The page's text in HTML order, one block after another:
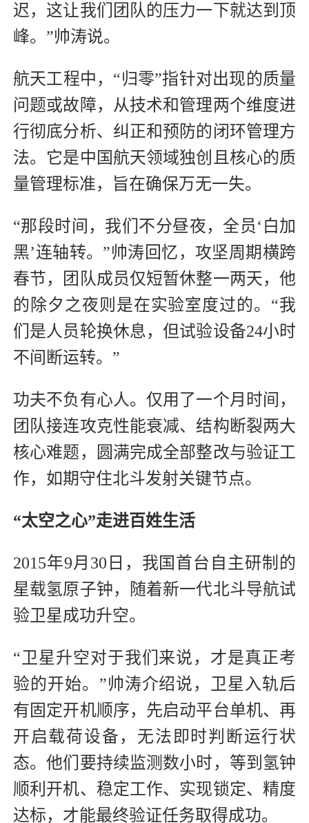
迟，这让我们团队的压力一下就达到顶
峰。”帅涛说。
航天工程中，“‌归零‌”指针对出现的质量
问题或故障，从技术和管理两个维度进
行彻底分析、纠正和预防的闭环管理方
法。它是中国航天领域独创且核心的质
量管理标准，旨在确保万无一失。
“那段时间，我们不分昼夜，全员‘白加
黑’连轴转。”帅涛回忆，攻坚周期横跨
春节，团队成员仅短暂休整一两天，他
的除夕之夜则是在实验室度过的。“我
们是人员轮换休息，但试验设备24小时
不间断运转。”
功夫不负有心人。仅用了一个月时间，
团队接连攻克性能衰减、结构断裂两大
核心难题，圆满完成全部整改与验证工
作，如期守住北斗发射关键节点。
“太空之心”走进百姓生活
2015年9月30日，我国首台自主研制的
星载氢原子钟，随着新一代北斗导航试
验卫星成功升空。
“卫星升空对于我们来说，才是真正考
验的开始。”帅涛介绍说，卫星入轨后
有固定开机顺序，先启动平台单机、再
开启载荷设备，无法即时判断运行状
态。他们要持续监测数小时，等到氢钟
顺利开机、稳定工作、实现锁定、精度
达标，才能最终验证任务取得成功。